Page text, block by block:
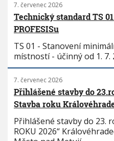
7. červenec 2026
Technický standard TS
PROFESISu
TS 01 - Stanovení
místností - účinný od 1. 7.
7. červenec 2026
Přihlášené stavby do
Stavba roku
Přihlášené stavby do 23.
ROKU 2026“